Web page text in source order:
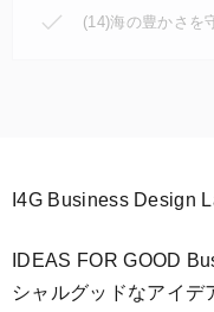
(14)海の豊かさを
I4G Business Design
IDEAS FOR GOOD
シャルグッドなアイデ